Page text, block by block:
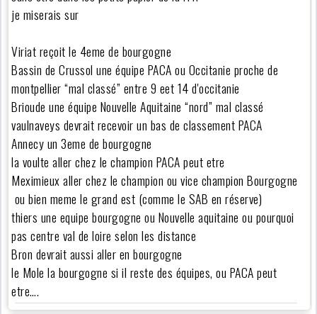
je miserais sur
Viriat reçoit le 4eme de bourgogne
Bassin de Crussol une équipe PACA ou Occitanie proche de
montpellier “mal classé” entre 9 eet 14 d'occitanie
Brioude une équipe Nouvelle Aquitaine “nord” mal classé
vaulnaveys devrait recevoir un bas de classement PACA
Annecy un 3eme de bourgogne
la voulte aller chez le champion PACA peut etre
Meximieux aller chez le champion ou vice champion Bourgogne
ou bien meme le grand est (comme le SAB en réserve)
thiers une equipe bourgogne ou Nouvelle aquitaine ou pourquoi
pas centre val de loire selon les distance
Bron devrait aussi aller en bourgogne
le Mole la bourgogne si il reste des équipes, ou PACA peut
etre….